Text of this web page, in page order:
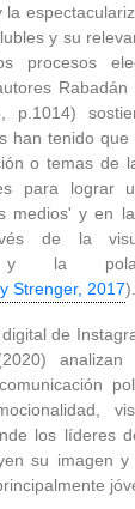
la
y su
procesos
Rabadán
p.1014)
han tenido que
o temas de
para lograr
medios' y en
de la
y la
Strenger, 2017).
de
los líderes
su imagen y